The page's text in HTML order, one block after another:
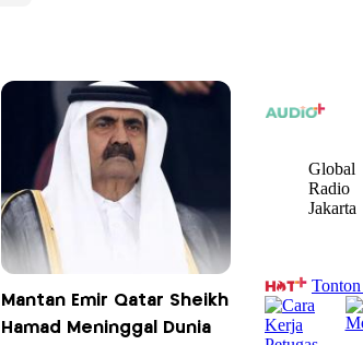
Mantan Emir Qatar Sheikh
Hamad Meninggal Dunia